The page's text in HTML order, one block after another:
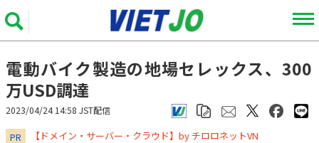
電動バイク製造の地場セレックス、300
万USD調達
2023/04/24 14:58 JST配信
PR ​​​​​​​【ドメイン・サーバー・クラウド】by チロロネットVN